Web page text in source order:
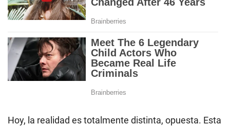
Hoy, la realidad es totalmente distinta, opuesta. Esta